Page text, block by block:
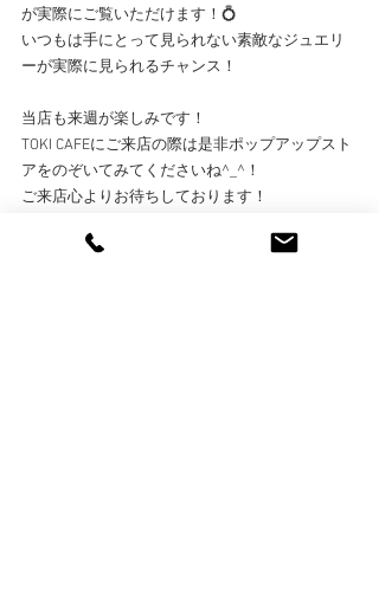
が実際にご覧いただけます！💍
いつもは手にとって見られない素敵なジュエリ
ーが実際に見られるチャンス！
当店も来週が楽しみです！
TOKI CAFEにご来店の際は是非ポップアップスト
アをのぞいてみてくださいね^_^！
ご来店心よりお待ちしております！